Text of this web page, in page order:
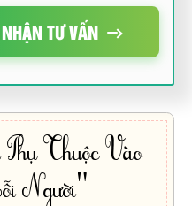
TƯ VẤN